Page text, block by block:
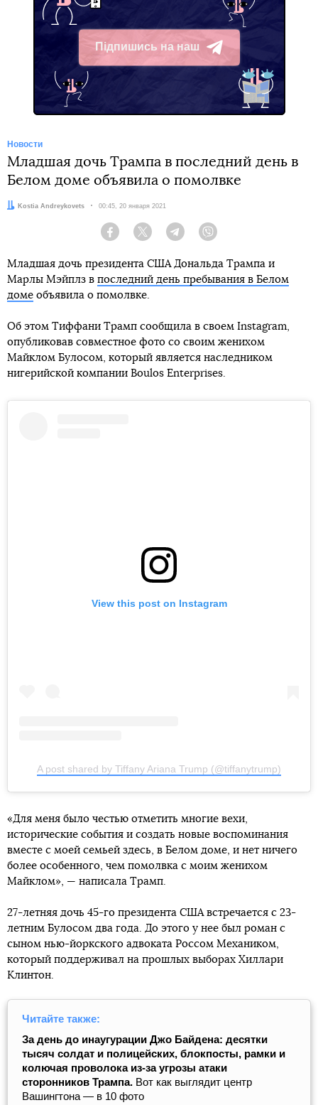
Підпишись на наш
Telegram
Новости
Младшая дочь Трампа в последний день в
Белом доме объявила о помолвке
Автор:Kostia Andreykovets Дата:
00:45, 20 января 2021
Facebook Twitter Telegram
Младшая дочь президента США Дональда Трампа и
Марлы Мэйплз в последний день пребывания в Белом
доме объявила о помолвке.
Об этом Тиффани Трамп сообщила в своем Instagram,
опубликовав совместное фото со своим женихом
Майклом Булосом, который является наследником
нигерийской компании Boulos Enterprises.
View this post on Instagram
A post shared by Tiffany Ariana Trump (@tiffanytrump)
«Для меня было честью отметить многие вехи,
исторические события и создать новые воспоминания
вместе с моей семьей здесь, в Белом доме, и нет ничего
более особенного, чем помолвка с моим женихом
Майклом», — написала Трамп.
27-летняя дочь 45-го президента США встречается с 23-
летним Булосом два года. До этого у нее был роман с
сыном нью-йоркского адвоката Россом Механиком,
который поддерживал на прошлых выборах Хиллари
Клинтон.
Читайте также:
За день до инаугурации Джо Байдена: десятки
тысяч солдат и полицейских, блокпосты, рамки и
колючая проволока из-за угрозы атаки
сторонников Трампа. Вот как выглядит центр
Вашингтона — в 10 фото